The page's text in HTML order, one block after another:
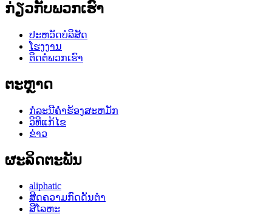
ກ່ຽວ​ກັບ​ພວກ​ເຮົາ
ປະ​ຫວັດ​ບໍ​ລິ​ສັດ
ໂຮງງານ
ຕິດ​ຕໍ່​ພວກ​ເຮົາ
ຕະຫຼາດ
ກໍລະນີຄໍາຮ້ອງສະຫມັກ
ວິທີແກ້ໄຂ
ຂ່າວ
ຜະລິດຕະພັນ
aliphatic
ສີດຄວາມກົດດັນຕ່ໍາ
ສີໂລຫະ